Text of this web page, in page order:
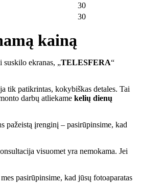
30
30
kainą
suskilo ekranas, „TELESFERA“
tik patikrintas, kokybiškas detales. Tai
darbų atliekame kelių dienų
pažeistą įrenginį – pasirūpinsime, kad
visuomet yra nemokama. Jei
pasirūpinsime, kad jūsų fotoaparatas